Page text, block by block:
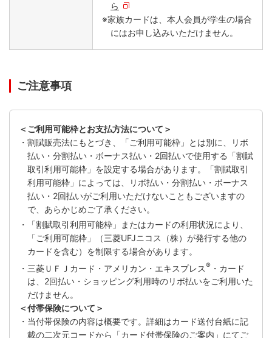
ら
※家族カードは、本人会員が学生の場合
にはお申し込みいただけません。
ご注意事項
＜ご利用可能枠とお支払方法について＞
・割賦販売法にもとづき、「ご利用可能枠」とは別に、リボ
払い・分割払い・ボーナス払い・2回払いで使用する「割賦
取引利用可能枠」を設定する場合があります。「割賦取引
利用可能枠」によっては、リボ払い・分割払い・ボーナス
払い・2回払いがご利用いただけないこともございますの
で、あらかじめご了承ください。
・「割賦取引利用可能枠」またはカードの利用状況により、
「ご利用可能枠」（三菱UFJニコス（株）が発行する他の
カードを含む）を制限する場合があります。
・三菱ＵＦＪカード・アメリカン・エキスプレス ® ・カード
は、2回払い・ショッピング利用時のリボ払いをご利用いた
だけません。
＜付帯保険について＞
・当付帯保険の内容は概要です。詳細はカード送付台紙に記
載の二次元コードから「カード付帯保険のご案内」にてご